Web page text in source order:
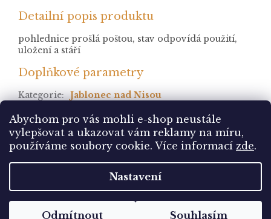
Abychom pro vás mohli e-shop neustále
vylepšovat a ukazovat vám reklamy na míru,
používáme soubory cookie. Více informací zde.
Nastavení
Odmítnout Souhlasím
Detailní popis produktu
pohlednice prošlá poštou, stav odpovídá použití,
uložení a stáří
Doplňkové parametry
Kategorie: Jablonec nad Nisou
Copyright 2026Pohlednice Sbírám.cz. Všechna
práva vyhrazena.
Upravit nastavení cookies